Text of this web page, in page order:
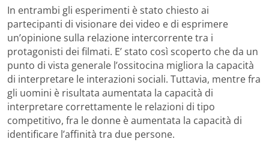
In entrambi gli esperimenti è stato chiesto ai
partecipanti di visionare dei video e di esprimere
un’opinione sulla relazione intercorrente tra i
protagonisti dei filmati. E’ stato così scoperto che da un
punto di vista generale l’ossitocina migliora la capacità
di interpretare le interazioni sociali. Tuttavia, mentre fra
gli uomini è risultata aumentata la capacità di
interpretare correttamente le relazioni di tipo
competitivo, fra le donne è aumentata la capacità di
identificare l’affinità tra due persone.